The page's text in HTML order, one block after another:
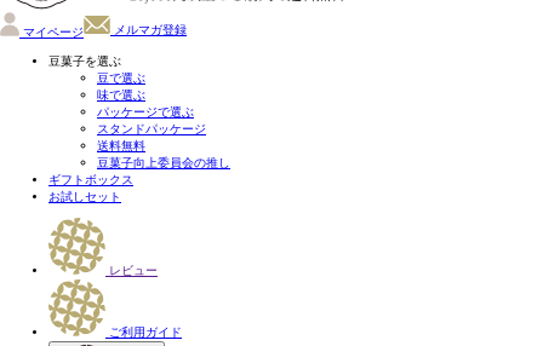
マイページ メルマガ登録
豆菓子を選ぶ
豆で選ぶ
味で選ぶ
パッケージで選ぶ
スタンドパッケージ
送料無料
豆菓子向上委員会の推し
ギフトボックス
お試しセット
レビュー
ご利用ガイド